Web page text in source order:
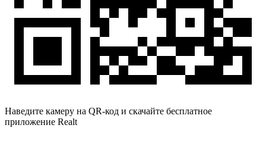
Наведите камеру на QR-код и скачайте бесплатное
приложение Realt